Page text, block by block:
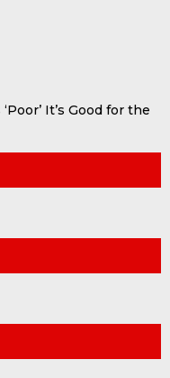
It’s Good for the